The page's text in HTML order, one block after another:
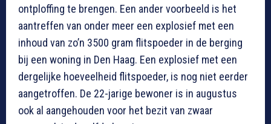
ontploffing te brengen. Een ander voorbeeld is het
aantreffen van onder meer een explosief met een
inhoud van zo’n 3500 gram flitspoeder in de berging
bij een woning in Den Haag. Een explosief met een
dergelijke hoeveelheid flitspoeder, is nog niet eerder
aangetroffen. De 22-jarige bewoner is in augustus
ook al aangehouden voor het bezit van zwaar